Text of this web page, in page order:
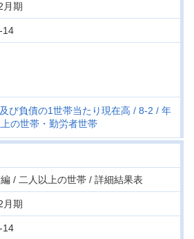
月期
14
び負債の1世帯当たり現在高 8-2
年
の世帯・勤労者世帯
/ 二人以上の世帯 / 詳細結果表
月期
14